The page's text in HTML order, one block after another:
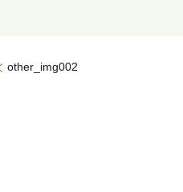
other_img002